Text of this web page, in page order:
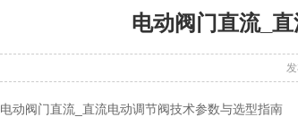
电动阀门直流_
电动阀门直流_直流电动调节阀技术参数与选型指南